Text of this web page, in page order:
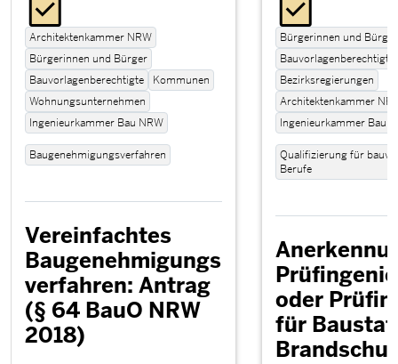
Architektenkammer NRW
Bürgerinnen und Bürger
Bauvorlagenberechtigte
Kommunen
Wohnungsunternehmen
Ingenieurkammer Bau NRW
Baugenehmigungsverfahren
Vereinfachtes
Baugenehmigungs
verfahren: Antrag
(§ 64 BauO NRW
2018)
Bürgerinnen und Bürger
Bauvorlagenberechtigte
Bezirksregierungen
Architektenkammer
Ingenieurkammer Bau
Qualifizierung für
Berufe
oder
für